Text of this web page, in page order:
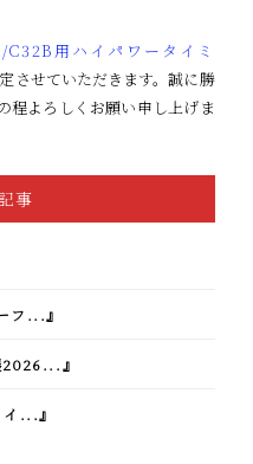
C32B用ハイパワータイミ
させていただきます。誠に勝
程よろしくお願い申し上げま
事
フ...』
2026...』
...』